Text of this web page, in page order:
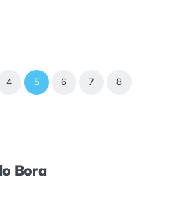
4 5 6 7 8
Bora